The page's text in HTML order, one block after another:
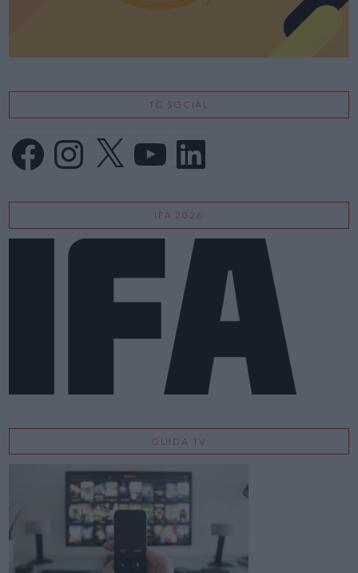
TG SOCIAL
FacebookInstagram
X LinkedIn
IFA 2026
GUIDA TV